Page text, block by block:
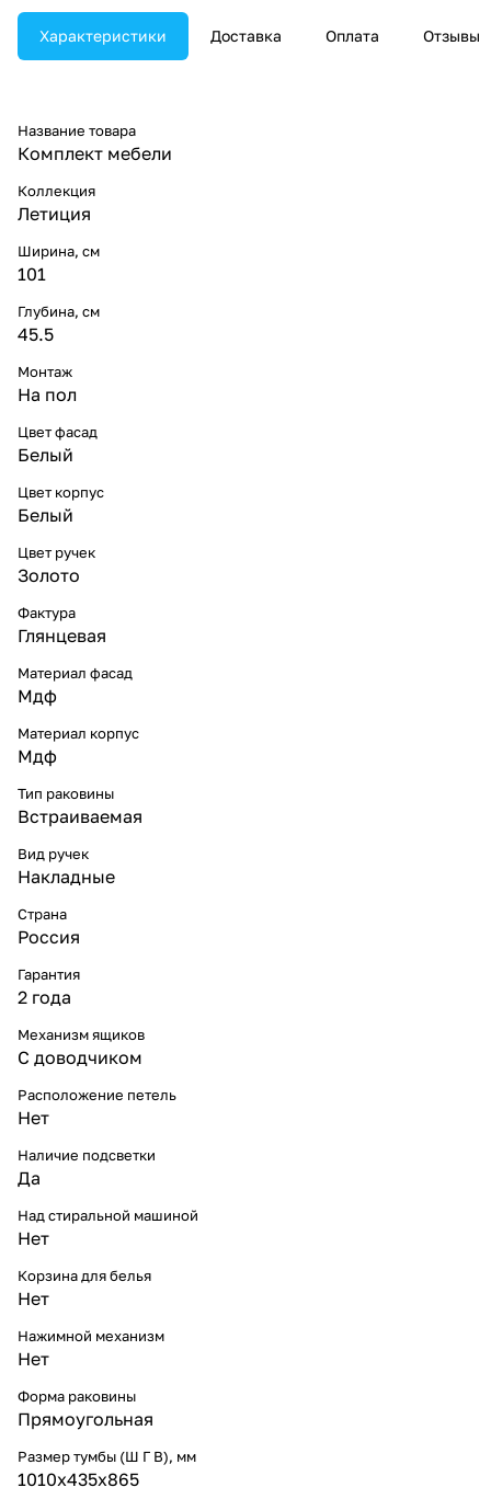
Характеристики Доставка Оплата Отзывы
Название товара
Комплект мебели
Коллекция
Летиция
Ширина, см
101
Глубина, см
45.5
Монтаж
На пол
Цвет фасад
Белый
Цвет корпус
Белый
Цвет ручек
Золото
Фактура
Глянцевая
Материал фасад
Мдф
Материал корпус
Мдф
Тип раковины
Встраиваемая
Вид ручек
Накладные
Страна
Россия
Гарантия
2 года
Механизм ящиков
С доводчиком
Расположение петель
Нет
Наличие подсветки
Да
Над стиральной машиной
Нет
Корзина для белья
Нет
Нажимной механизм
Нет
Форма раковины
Прямоугольная
Размер тумбы (Ш Г В), мм
1010х435х865